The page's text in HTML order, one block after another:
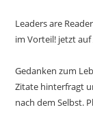
Leaders are
im Vorteil! jetzt
Gedanken zum
Zitate hinterfragt
nach dem Selbst.